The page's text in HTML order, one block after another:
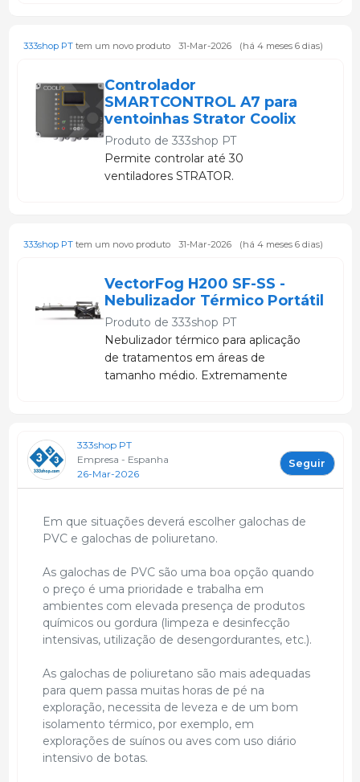
333shop PTtem um novo produto 31-Mar-2026 (há 4 meses 6 dias)
Controlador
SMARTCONTROL A7 para
ventoinhas Strator Coolix
Produto de 333shop PT
Permite controlar até 30
ventiladores STRATOR.
333shop PTtem um novo produto 31-Mar-2026 (há 4 meses 6 dias)
VectorFog H200 SF-SS -
Nebulizador Térmico Portátil
Produto de 333shop PT
Nebulizador térmico para aplicação
de tratamentos em áreas de
tamanho médio. Extremamente
333shop PT
Empresa - Espanha
26-Mar-2026
Seguir
Em que situações deverá escolher galochas de
PVC e galochas de poliuretano.
As galochas de PVC são uma boa opção quando
o preço é uma prioridade e trabalha em
ambientes com elevada presença de produtos
químicos ou gordura (limpeza e desinfecção
intensivas, utilização de desengordurantes, etc.).
As galochas de poliuretano são mais adequadas
para quem passa muitas horas de pé na
exploração, necessita de leveza e de um bom
isolamento térmico, por exemplo, em
explorações de suínos ou aves com uso diário
intensivo de botas.